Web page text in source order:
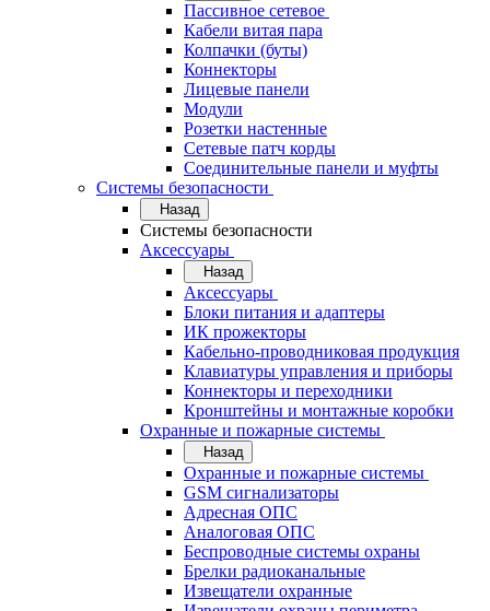
Пассивное сетевое
Кабели витая пара
Колпачки (буты)
Коннекторы
Лицевые панели
Модули
Розетки настенные
Сетевые патч корды
Соединительные панели и муфты
Системы безопасности
Назад
Системы безопасности
Аксессуары
Назад
Аксессуары
Блоки питания и адаптеры
ИК прожекторы
Кабельно-проводниковая продукция
Клавиатуры управления и приборы
Коннекторы и переходники
Кронштейны и монтажные коробки
Охранные и пожарные системы
Назад
Охранные и пожарные системы
GSM сигнализаторы
Адресная ОПС
Аналоговая ОПС
Беспроводные системы охраны
Брелки радиоканальные
Извещатели охранные